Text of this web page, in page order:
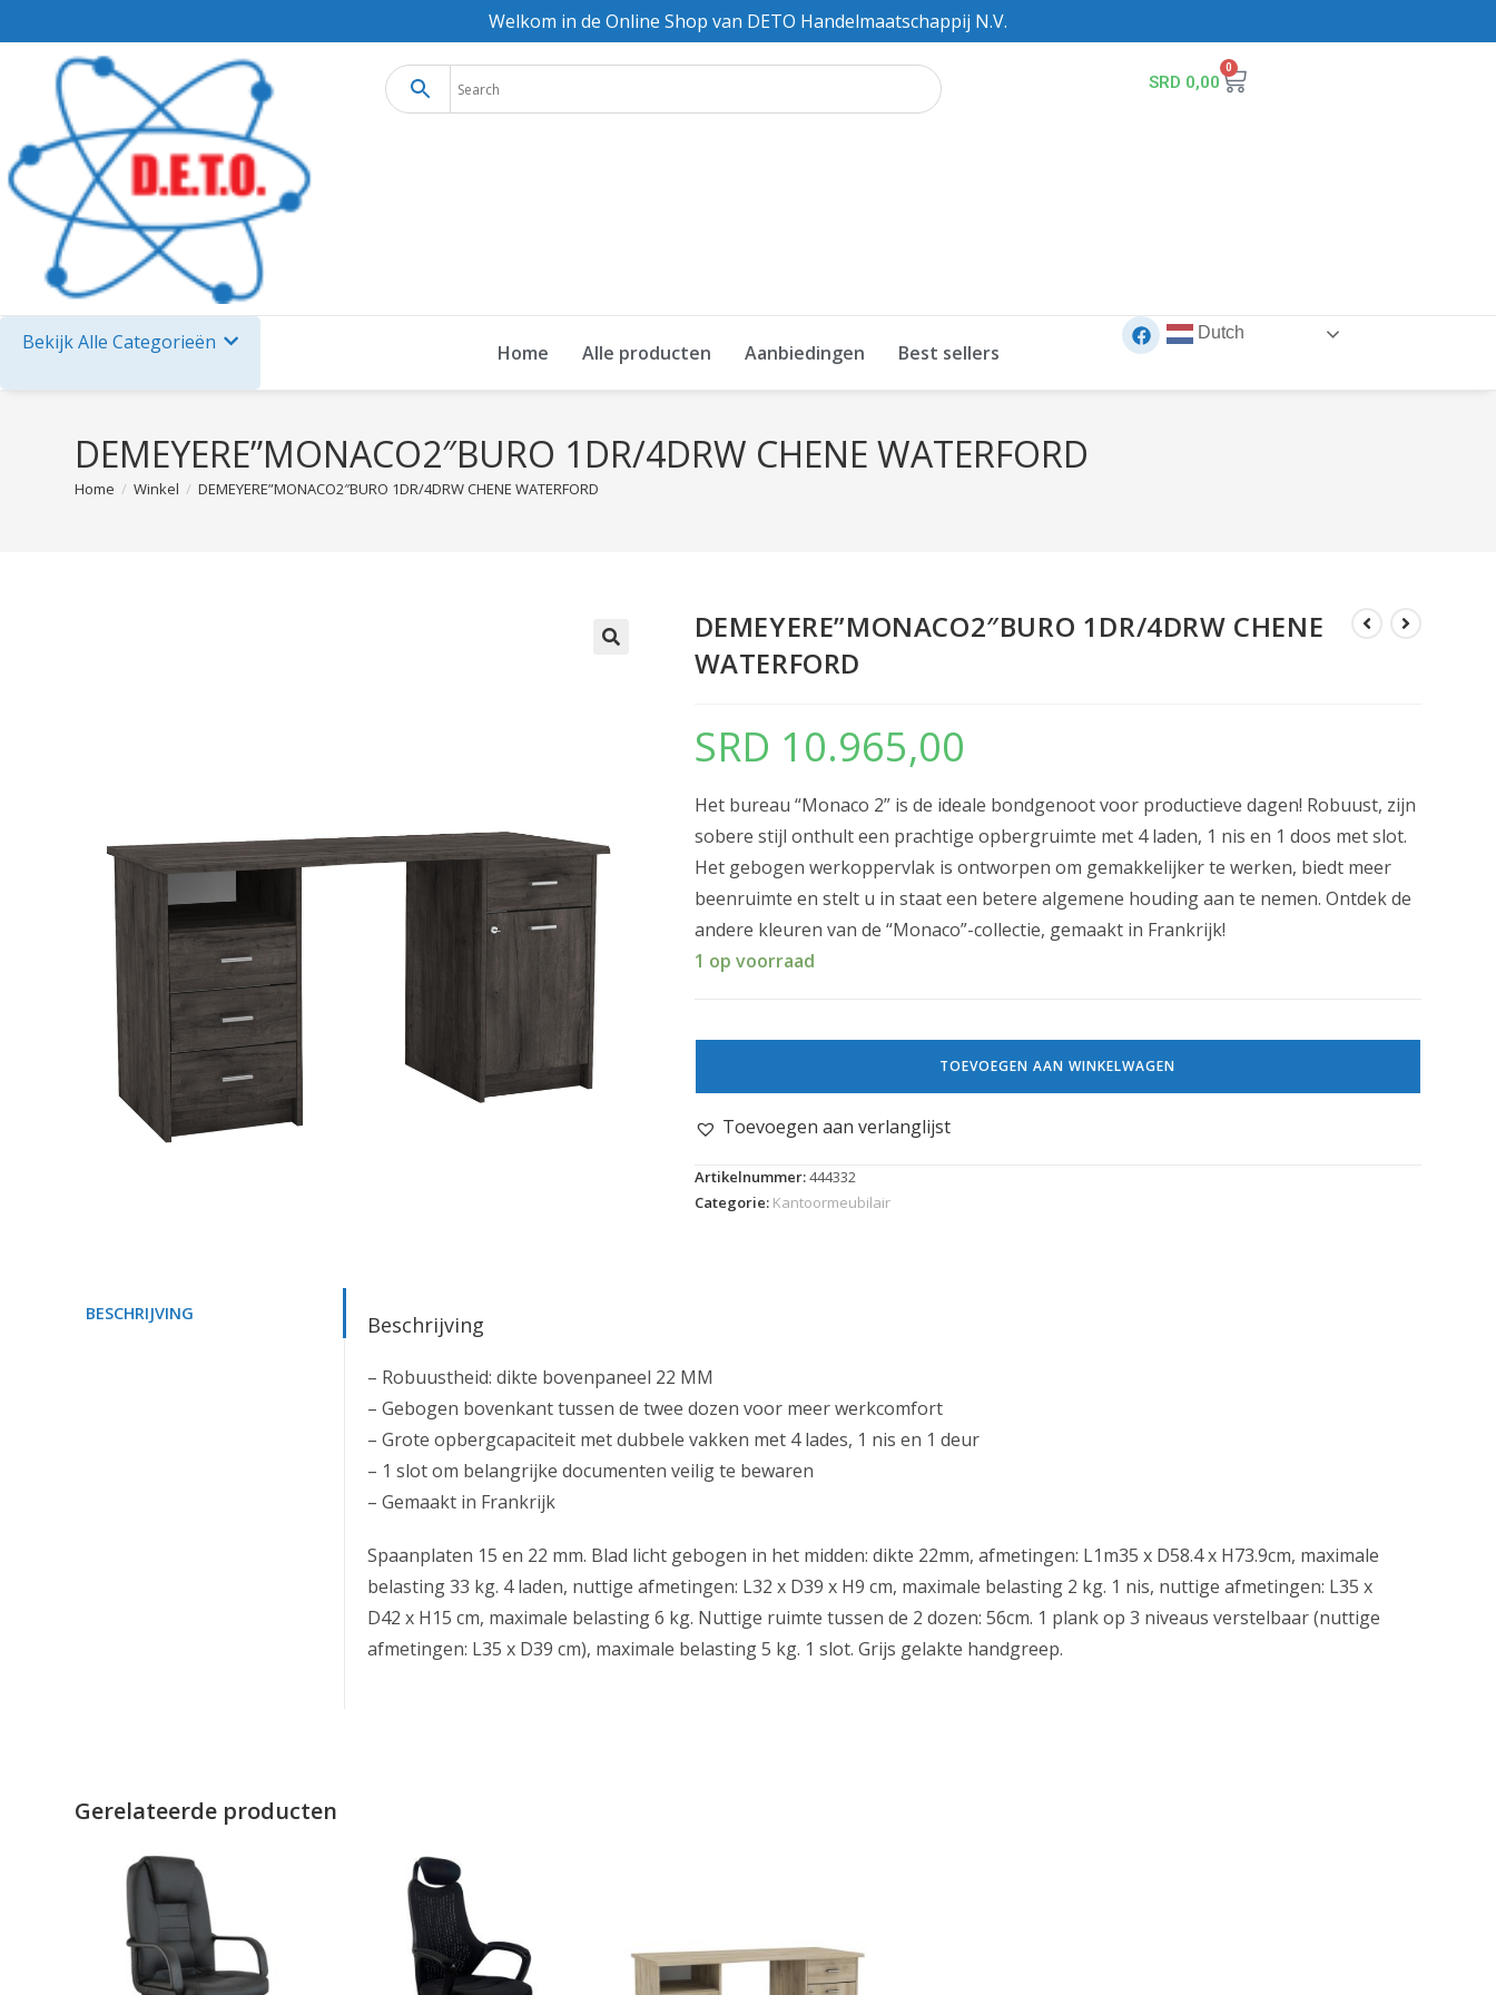
Welkom in de Online Shop van DETO Handelmaatschappij N.V.
SRD 0,00
0
Bekijk Alle Categorieën Home Alle producten Aanbiedingen Best sellers
Dutch
DEMEYERE”MONACO2″BURO 1DR/4DRW CHENE WATERFORD
Home / Winkel / DEMEYERE”MONACO2″BURO 1DR/4DRW CHENE WATERFORD
DEMEYERE”MONACO2″BURO 1DR/4DRW CHENE
WATERFORD
SRD 10.965,00
Het bureau “Monaco 2” is de ideale bondgenoot voor productieve dagen! Robuust, zijn
sobere stijl onthult een prachtige opbergruimte met 4 laden, 1 nis en 1 doos met slot.
Het gebogen werkoppervlak is ontworpen om gemakkelijker te werken, biedt meer
beenruimte en stelt u in staat een betere algemene houding aan te nemen. Ontdek de
andere kleuren van de “Monaco”-collectie, gemaakt in Frankrijk!
1 op voorraad
TOEVOEGEN AAN WINKELWAGEN
Toevoegen aan verlanglijst
Artikelnummer:444332
Categorie: Kantoormeubilair
BESCHRIJVING Beschrijving
– Robuustheid: dikte bovenpaneel 22 MM
– Gebogen bovenkant tussen de twee dozen voor meer werkcomfort
– Grote opbergcapaciteit met dubbele vakken met 4 lades, 1 nis en 1 deur
– 1 slot om belangrijke documenten veilig te bewaren
– Gemaakt in Frankrijk
Spaanplaten 15 en 22 mm. Blad licht gebogen in het midden: dikte 22mm, afmetingen: L1m35 x D58.4 x H73.9cm, maximale
belasting 33 kg. 4 laden, nuttige afmetingen: L32 x D39 x H9 cm, maximale belasting 2 kg. 1 nis, nuttige afmetingen: L35 x
D42 x H15 cm, maximale belasting 6 kg. Nuttige ruimte tussen de 2 dozen: 56cm. 1 plank op 3 niveaus verstelbaar (nuttige
afmetingen: L35 x D39 cm), maximale belasting 5 kg. 1 slot. Grijs gelakte handgreep.
Gerelateerde producten